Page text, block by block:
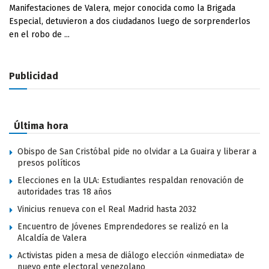
Manifestaciones de Valera, mejor conocida como la Brigada
Especial, detuvieron a dos ciudadanos luego de sorprenderlos
en el robo de ...
Publicidad
Última hora
Obispo de San Cristóbal pide no olvidar a La Guaira y liberar a
presos políticos
Elecciones en la ULA: Estudiantes respaldan renovación de
autoridades tras 18 años
Vinicius renueva con el Real Madrid hasta 2032
Encuentro de Jóvenes Emprendedores se realizó en la
Alcaldía de Valera
Activistas piden a mesa de diálogo elección «inmediata» de
nuevo ente electoral venezolano